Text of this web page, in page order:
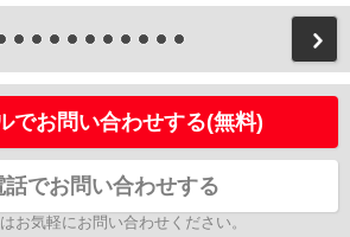
でお問い合わせする(無料)
話でお問い合わせする
お気軽にお問い合わせください。